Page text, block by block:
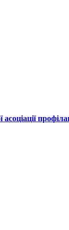
асоціації